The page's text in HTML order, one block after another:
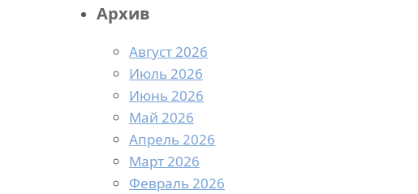
Архив
Август 2026
Июль 2026
Июнь 2026
Май 2026
Апрель 2026
Март 2026
Февраль 2026